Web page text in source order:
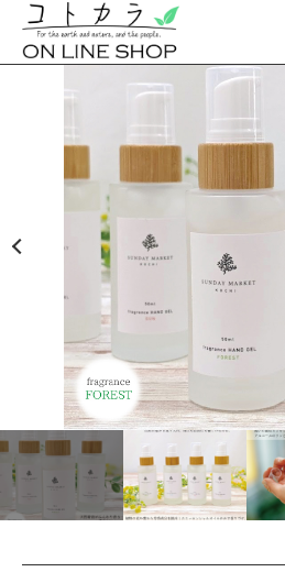
カートに商品を追加しました
フレグランスハンド
-FOREST-
数量
（
ショッピングを
カートを確
ログイン / 会員登録
すべての商品
スキンケア・石鹸
HINOKI（土佐ヒノキ）シリ
サステナブル歯ブラシ・歯磨
洗剤・食器用石鹸
タオル/ハンカチ
スキンケア・
HINOKI（土佐ヒノ
サステナブル歯ブラ
洗剤・食器
タオル/ハン
国産［奥会津］
キーワード
親カテゴリ
子カテゴリ
価格帯
～
在庫あり セール